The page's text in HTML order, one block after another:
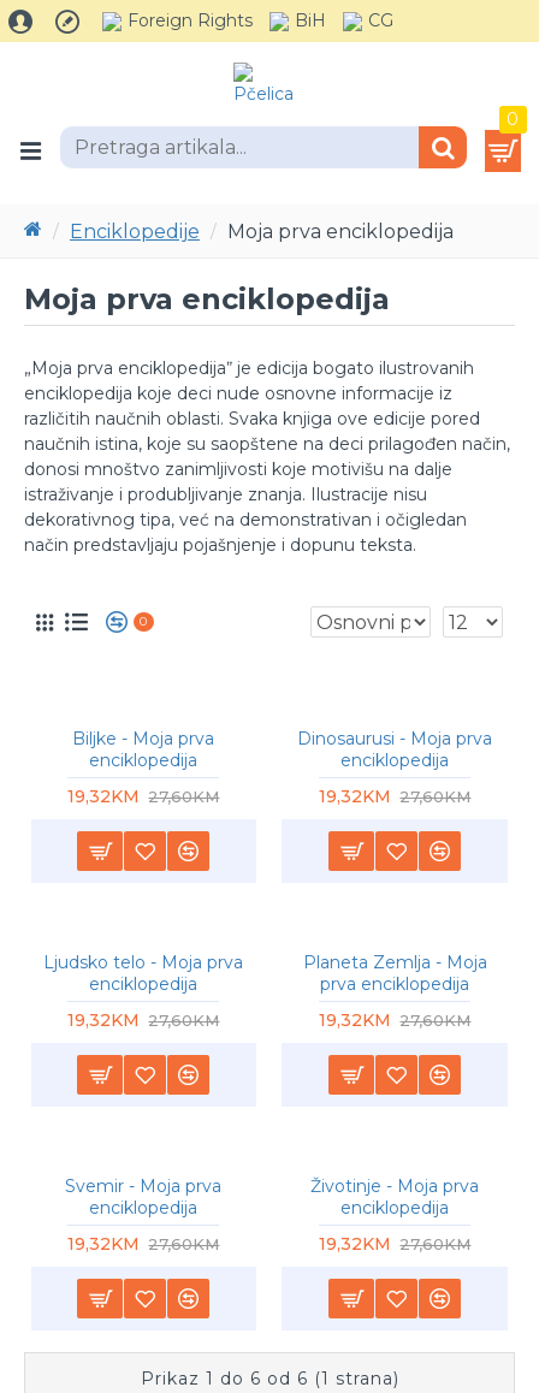
Foreign Rights BiH CG
0
Enciklopedije Moja prva enciklopedija
Moja prva enciklopedija
„Moja prva enciklopedijaˮ je edicija bogato ilustrovanih
enciklopedija koje deci nude osnovne informacije iz
različitih naučnih oblasti. Svaka knjiga ove edicije pored
naučnih istina, koje su saopštene na deci prilagođen način,
donosi mnoštvo zanimljivosti koje motivišu na dalje
istraživanje i produbljivanje znanja. Ilustracije nisu
dekorativnog tipa, već na demonstrativan i očigledan
način predstavljaju pojašnjenje i dopunu teksta.
0
Biljke - Moja prva
enciklopedija
19,32KM 27,60KM
Dinosaurusi - Moja prva
enciklopedija
19,32KM 27,60KM
Ljudsko telo - Moja prva
enciklopedija
19,32KM 27,60KM
Planeta Zemlja - Moja
prva enciklopedija
19,32KM 27,60KM
Svemir - Moja prva
enciklopedija
19,32KM 27,60KM
Životinje - Moja prva
enciklopedija
19,32KM 27,60KM
Prikaz 1 do 6 od 6 (1 strana)